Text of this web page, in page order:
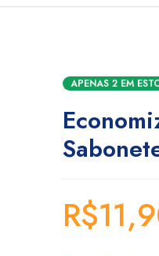
APENAS 2 EM
R$